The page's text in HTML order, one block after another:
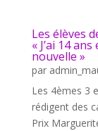
Les élèves
« J’ai 14
nouvelle »
par
Les 4èmes 3
rédigent des
Prix